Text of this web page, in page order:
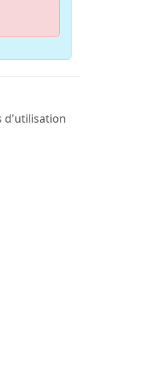
d'utilisation